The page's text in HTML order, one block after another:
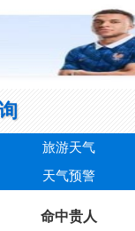
旅游天气
天气预警
命中贵人